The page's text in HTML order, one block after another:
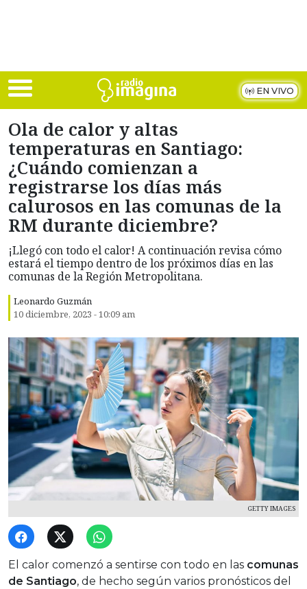
EN VIVO
Ola de calor y altas
temperaturas en Santiago:
¿Cuándo comienzan a
registrarse los días más
calurosos en las comunas de la
RM durante diciembre?
¡Llegó con todo el calor! A continuación revisa cómo
estará el tiempo dentro de los próximos días en las
comunas de la Región Metropolitana.
Leonardo Guzmán
10 diciembre, 2023 - 10:09 am
GETTY IMAGES
El calor comenzó a sentirse con todo en las comunas
de Santiago, de hecho según varios pronósticos del